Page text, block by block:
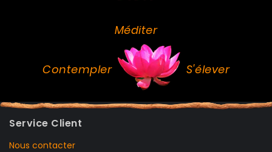
Méditer
Contempler S'élever
Service Client
Nous contacter